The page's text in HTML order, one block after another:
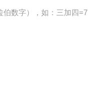
伯数字），如：三加四=7